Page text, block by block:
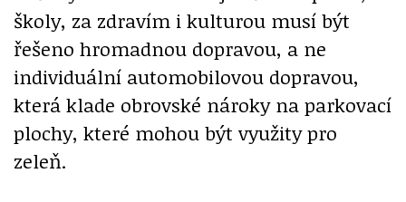
školy, za zdravím i kulturou musí být
řešeno hromadnou dopravou, a ne
individuální automobilovou dopravou,
která klade obrovské nároky na parkovací
plochy, které mohou být využity pro
zeleň.